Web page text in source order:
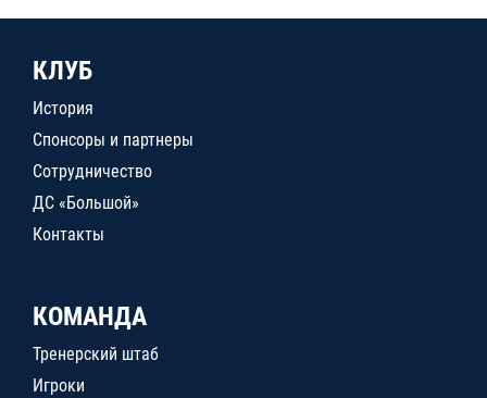
КЛУБ
История
Спонсоры и партнеры
Сотрудничество
ДС «Большой»
Контакты
КОМАНДА
Тренерский штаб
Игроки